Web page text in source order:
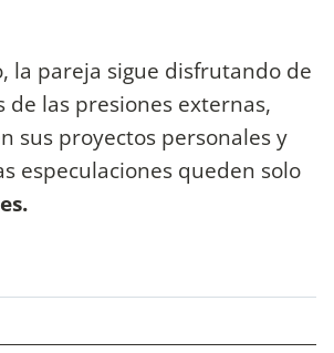
la pareja sigue disfrutando de
de las presiones externas,
sus proyectos personales y
especulaciones queden solo